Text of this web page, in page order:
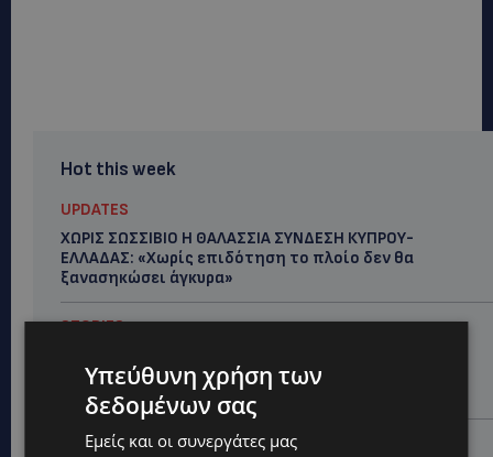
Hot this week
UPDATES
ΧΩΡΙΣ ΣΩΣΣΙΒΙΟ Η ΘΑΛΑΣΣΙΑ ΣΥΝΔΕΣΗ ΚΥΠΡΟΥ-
ΕΛΛΑΔΑΣ: «Χωρίς επιδότηση το πλοίο δεν θα
ξανασηκώσει άγκυρα»
STORIES
ξαναζωντανέψει η Μακαρίου και το κέντρο της
Λευκωσίας-(Βίντεο)
UPDATES
Υπεύθυνη χρήση των
δεδομένων σας
Εμείς και οι συνεργάτες μας